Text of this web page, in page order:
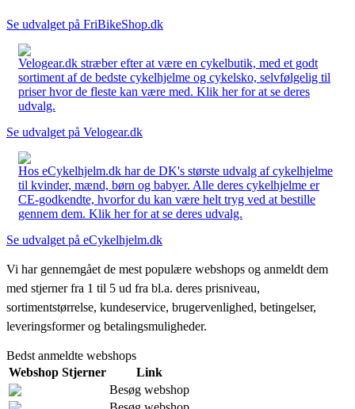
Se udvalget på FriBikeShop.dk
Velogear.dk stræber efter at være en cykelbutik, med et godt
sortiment af de bedste cykelhjelme og cykelsko, selvfølgelig til
priser hvor de fleste kan være med. Klik her for at se deres
udvalg.
Se udvalget på Velogear.dk
Hos eCykelhjelm.dk har de DK's største udvalg af cykelhjelme
til kvinder, mænd, børn og babyer. Alle deres cykelhjelme er
CE-godkendte, hvorfor du kan være helt tryg ved at bestille
gennem dem. Klik her for at se deres udvalg.
Se udvalget på eCykelhjelm.dk
Vi har gennemgået de mest populære webshops og anmeldt dem
med stjerner fra 1 til 5 ud fra bl.a. deres prisniveau,
sortimentstørrelse, kundeservice, brugervenlighed, betingelser,
leveringsformer og betalingsmuligheder.
Bedst anmeldte webshops
Webshop Stjerner
Link
Besøg webshop